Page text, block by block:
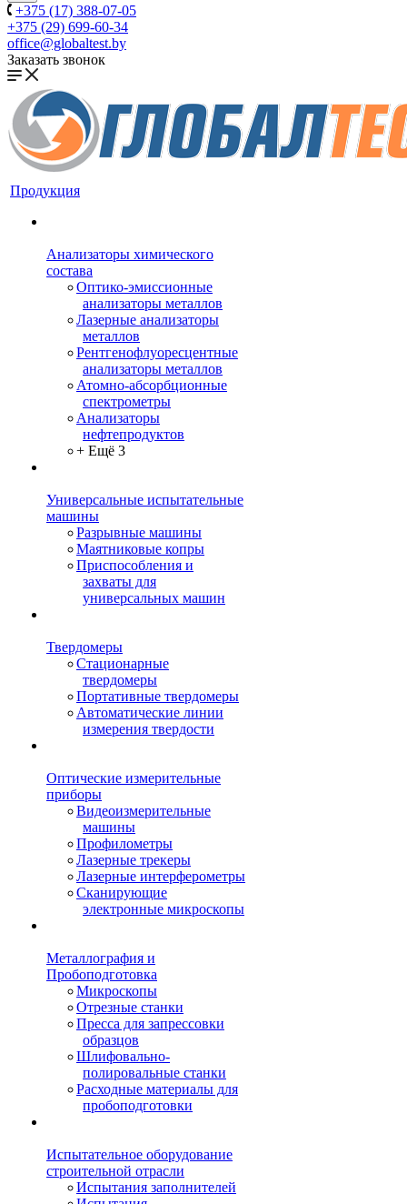
+375 (17) 388-07-05
+375 (29) 699-60-34
office@globaltest.by
Заказать звонок
Продукция
Анализаторы химического
состава
Оптико-эмиссионные
анализаторы металлов
Лазерные анализаторы
металлов
Рентгенофлуоресцентные
анализаторы металлов
Атомно-абсорбционные
спектрометры
Анализаторы
нефтепродуктов
+ Ещё 3
Универсальные испытательные
машины
Разрывные машины
Маятниковые копры
Приспособления и
захваты для
универсальных машин
Твердомеры
Стационарные
твердомеры
Портативные твердомеры
Автоматические линии
измерения твердости
Оптические измерительные
приборы
Видеоизмерительные
машины
Профилометры
Лазерные трекеры
Лазерные интерферометры
Сканирующие
электронные микроскопы
Металлография и
Пробоподготовка
Микроскопы
Отрезные станки
Пресса для запрессовки
образцов
Шлифовально-
полировальные станки
Расходные материалы для
пробоподготовки
Испытательное оборудование
строительной отрасли
Испытания заполнителей